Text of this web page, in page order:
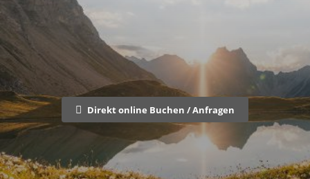
Direkt online Buchen / Anfragen